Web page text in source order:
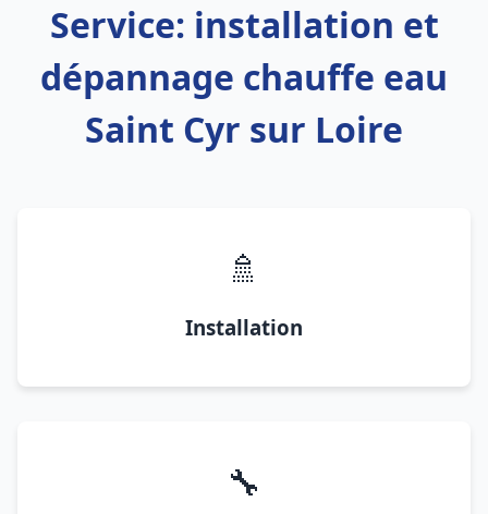
Service: installation et
dépannage chauffe eau
Saint Cyr sur Loire
🚿
Installation
🔧